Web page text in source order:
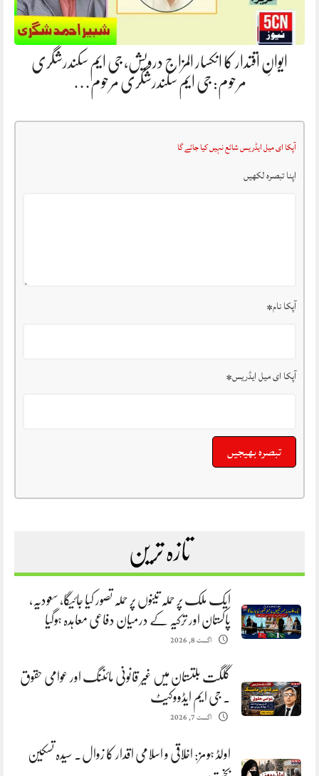
ایوانِ اقتدار کا انکسار المزاج درویش، جی ایم سکندرشگری
مرحوم: جی ایم سکندرشگری مرحوم…
آپکا ای میل ایڈریس شائع نہیں کیا جائے گا
اپنا تبصرہ لکھیں
آپکا نام*
آپکا ای میل ایڈریس*
تازہ ترین
ایک ملک پر حملہ تینوں پر حملہ تصور کیا جائیگا، سعودیہ،
پاکستان اور ترکیہ کے درمیان دفاعی معاہدہ ہوگیا
اگست 8, 2026
گلگت بلتستان میں غیر قانونی مائننگ اور عوامی حقوق
. جی ایم ایڈووکیٹ
اگست 7, 2026
اولڈ ہومز: اخلاقی و اسلامی اقدار کا زوال. سیدہ تسکین